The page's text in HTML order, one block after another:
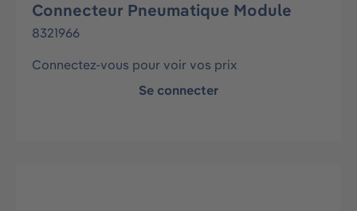
Connecteur Pneumatique Module
8321966
Connectez-vous pour voir vos prix
Se connecter